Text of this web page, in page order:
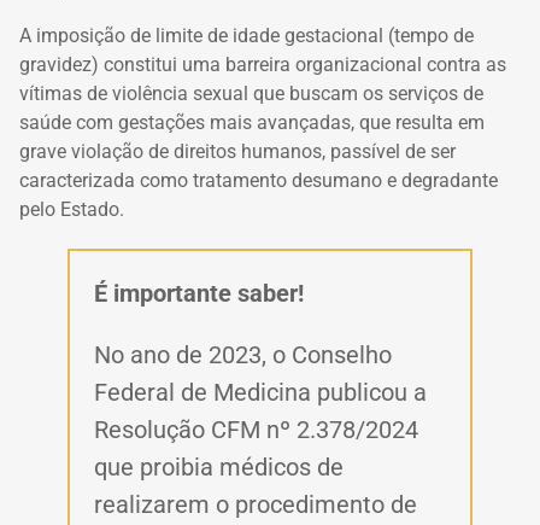
A imposição de limite de idade gestacional (tempo de
gravidez) constitui uma barreira organizacional contra as
vítimas de violência sexual que buscam os serviços de
saúde com gestações mais avançadas, que resulta em
grave violação de direitos humanos, passível de ser
caracterizada como tratamento desumano e degradante
pelo Estado.
É importante saber!
No ano de 2023, o Conselho
Federal de Medicina publicou a
Resolução CFM nº 2.378/2024
que proibia médicos de
realizarem o procedimento de